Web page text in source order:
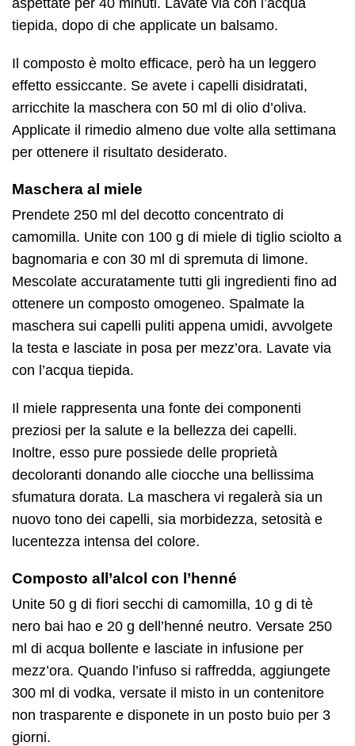
aspettate per 40 minuti. Lavate via con l’acqua
tiepida, dopo di che applicate un balsamo.
Il composto è molto efficace, però ha un leggero
effetto essiccante. Se avete i capelli disidratati,
arricchite la maschera con 50 ml di olio d’oliva.
Applicate il rimedio almeno due volte alla settimana
per ottenere il risultato desiderato.
Maschera al miele
Prendete 250 ml del decotto concentrato di
camomilla. Unite con 100 g di miele di tiglio sciolto a
bagnomaria e con 30 ml di spremuta di limone.
Mescolate accuratamente tutti gli ingredienti fino ad
ottenere un composto omogeneo. Spalmate la
maschera sui capelli puliti appena umidi, avvolgete
la testa e lasciate in posa per mezz’ora. Lavate via
con l’acqua tiepida.
Il miele rappresenta una fonte dei componenti
preziosi per la salute e la bellezza dei capelli.
Inoltre, esso pure possiede delle proprietà
decoloranti donando alle ciocche una bellissima
sfumatura dorata. La maschera vi regalerà sia un
nuovo tono dei capelli, sia morbidezza, setosità e
lucentezza intensa del colore.
Composto all’alcol con l’henné
Unite 50 g di fiori secchi di camomilla, 10 g di tè
nero bai hao e 20 g dell’henné neutro. Versate 250
ml di acqua bollente e lasciate in infusione per
mezz’ora. Quando l’infuso si raffredda, aggiungete
300 ml di vodka, versate il misto in un contenitore
non trasparente e disponete in un posto buio per 3
giorni.